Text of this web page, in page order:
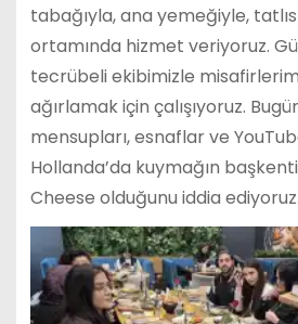
tabağıyla, ana yemeğiyle,
ortamında hizmet veriyoruz.
tecrübeli ekibimizle
ağırlamak için çalışıyoruz.
mensupları, esnaflar ve
Hollanda’da kuymağın
Cheese olduğunu iddia